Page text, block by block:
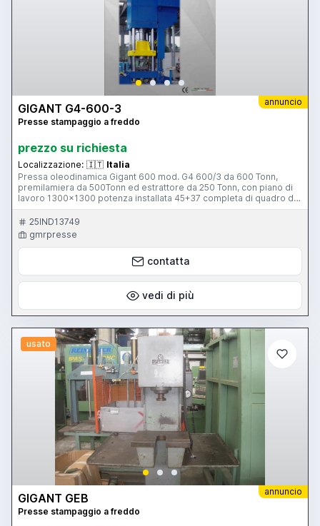
annuncio
GIGANT G4-600-3
Presse stampaggio a freddo
prezzo su richiesta
Localizzazione: 🇮🇹 Italia
Pressa oleodinamica Gigant 600 mod. G4 600/3 da 600 Tonn,
premilamiera da 500Tonn ed estrattore da 250 Tonn, con piano di
lavoro 1300x1300 potenza installata 45+37 completa di quadro di
comando
25IND13749
gmrpresse
contatta
vedi di più
usato
annuncio
GIGANT GEB
Presse stampaggio a freddo